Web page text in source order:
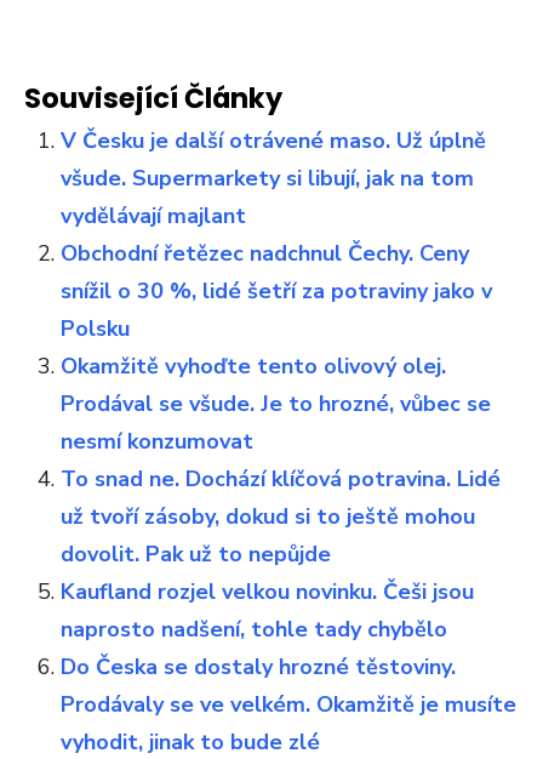
Související Články
V Česku je další otrávené maso. Už úplně
všude. Supermarkety si libují, jak na tom
vydělávají majlant
Obchodní řetězec nadchnul Čechy. Ceny
snížil o 30 %, lidé šetří za potraviny jako v
Polsku
Okamžitě vyhoďte tento olivový olej.
Prodával se všude. Je to hrozné, vůbec se
nesmí konzumovat
To snad ne. Dochází klíčová potravina. Lidé
už tvoří zásoby, dokud si to ještě mohou
dovolit. Pak už to nepůjde
Kaufland rozjel velkou novinku. Češi jsou
naprosto nadšení, tohle tady chybělo
Do Česka se dostaly hrozné těstoviny.
Prodávaly se ve velkém. Okamžitě je musíte
vyhodit, jinak to bude zlé